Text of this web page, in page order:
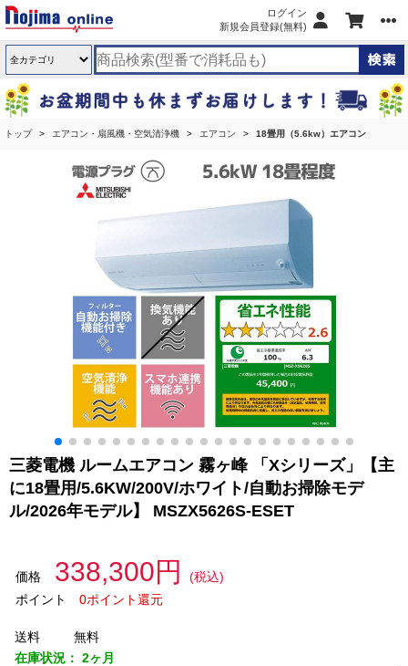
ログイン
新規会員登録(無料)
トップ エアコン・扇風機・空気清浄機 エアコン 18畳用（5.6kw）エアコン
三菱電機 ルームエアコン 霧ヶ峰 「Xシリーズ」【主
に18畳用/5.6KW/200V/ホワイト/自動お掃除モデ
ル/2026年モデル】 MSZX5626S-ESET
価格 338,300円
(税込)
ポイント
0ポイント還元
送料
無料
在庫状況： 2ヶ月